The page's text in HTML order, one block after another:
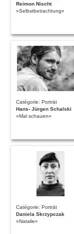
Reimon Nischt
»Selbstbetrachtung«
Catégorie: Porträt
Hans- Jürgen Schalski
»Mal schauen«
Catégorie: Porträt
Daniela Skrzypczak
»Natalie«